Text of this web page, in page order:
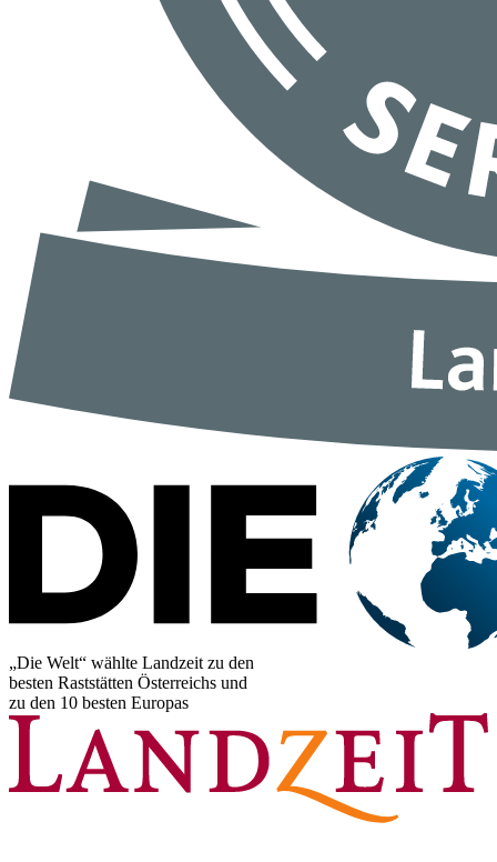
„Die Welt“ wählte Landzeit zu den
besten Raststätten Österreichs und
zu den 10 besten Europas